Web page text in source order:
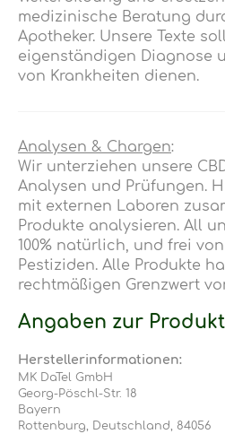
medizinische Beratung
Apotheker. Unsere Texte
eigenständigen Diagnose
von Krankheiten dienen.
Analysen & Chargen:
Wir unterziehen unsere
Analysen und Prüfungen.
mit externen Laboren
Produkte analysieren. All
100% natürlich, und frei
Pestiziden. Alle Produkte
rechtmäßigen Grenzwert
Angaben zur
Herstellerinformationen:
MK DaTel GmbH
Georg-Pöschl-Str. 18
Bayern
Rottenburg, Deutschland, 84056